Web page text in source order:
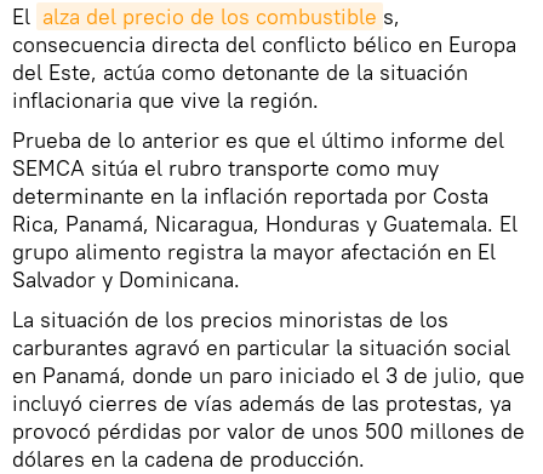
El alza del precio de los combustible s,
consecuencia directa del conflicto bélico en Europa
del Este, actúa como detonante de la situación
inflacionaria que vive la región.
Prueba de lo anterior es que el último informe del
SEMCA sitúa el rubro transporte como muy
determinante en la inflación reportada por Costa
Rica, Panamá, Nicaragua, Honduras y Guatemala. El
grupo alimento registra la mayor afectación en El
Salvador y Dominicana.
La situación de los precios minoristas de los
carburantes agravó en particular la situación social
en Panamá, donde un paro iniciado el 3 de julio, que
incluyó cierres de vías además de las protestas, ya
provocó pérdidas por valor de unos 500 millones de
dólares en la cadena de producción.